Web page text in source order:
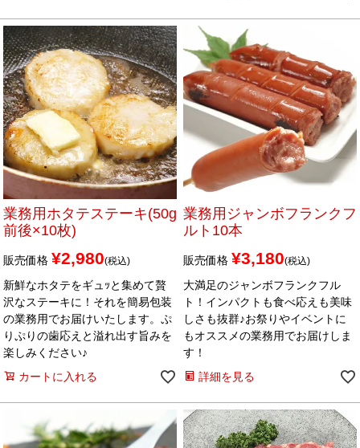
業務用ホタテステーキ(50g
前後×10枚)
販売価格 ¥2,980 税込
新鮮なホタテをギュｯと集めて贅
沢なステーキに！それを簡易包装
の業務用でお届けいたします。ぷ
りぷりの歯応えと溢れ出す旨みを
楽しみください♪
カートに入れる
業務用ジャンボフランクフ
ルト10本
販売価格 ¥3,180 税込
大満足のジャンボフランクフル
ト！インパクトも食べ応えも美味
しさも抜群♪お祭りやイベントに
もオススメの業務用でお届けしま
す！
詳細を見る